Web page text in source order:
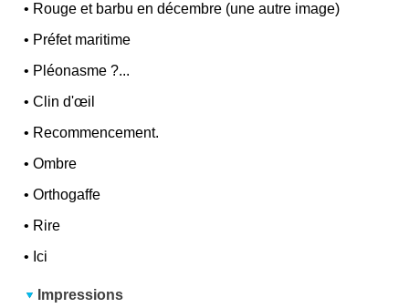
• Rouge et barbu en décembre (une autre image)
• Préfet maritime
• Pléonasme ?...
•Clin d'œil
• Recommencement.
•Ombre
•Orthogaffe
• Rire
• Ici
Impressions